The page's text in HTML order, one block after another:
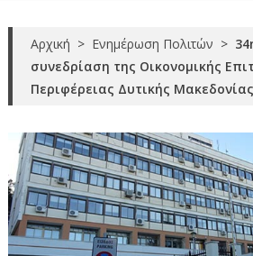
Αρχική > Ενημέρωση Πολιτών >
συνεδρίαση της Οικονομικής
Περιφέρειας Δυτικής